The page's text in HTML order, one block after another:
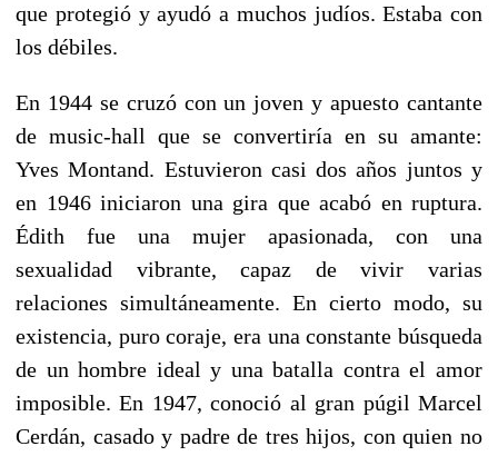
que protegió y ayudó a muchos judíos. Estaba con
los débiles.
En 1944 se cruzó con un joven y apuesto cantante
de music-hall que se convertiría en su amante:
Yves Montand. Estuvieron casi dos años juntos y
en 1946 iniciaron una gira que acabó en ruptura.
Édith fue una mujer apasionada, con una
sexualidad vibrante, capaz de vivir varias
relaciones simultáneamente. En cierto modo, su
existencia, puro coraje, era una constante búsqueda
de un hombre ideal y una batalla contra el amor
imposible. En 1947, conoció al gran púgil Marcel
Cerdán, casado y padre de tres hijos, con quien no